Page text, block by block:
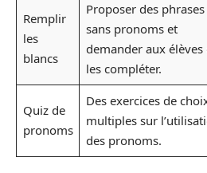
Remplir
les
blancs
Proposer des phrases
sans pronoms et
demander aux élèves
les compléter.
Quiz de
pronoms
Des exercices de
multiples sur
des pronoms.